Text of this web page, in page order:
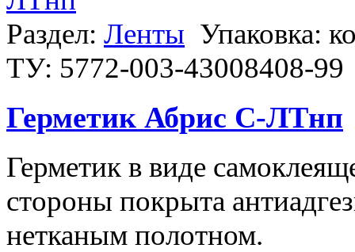
Раздел: Ленты Упаковка:
ТУ: 5772-003-43008408-99
Герметик Абрис С-ЛТнп
Герметик в виде
стороны покрыта
нетканым полотном.